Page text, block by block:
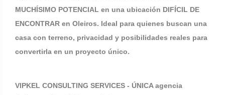
MUCHÍSIMO POTENCIAL en una ubicación DIFÍCIL DE
ENCONTRAR en Oleiros. Ideal para quienes buscan una
casa con terreno, privacidad y posibilidades reales para
convertirla en un proyecto único.
VIPKEL CONSULTING SERVICES - ÚNICA agencia